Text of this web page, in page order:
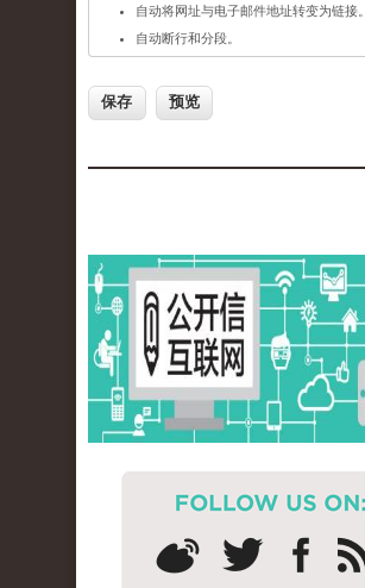
自动将网址与电子邮件地址转变为链接。
自动断行和分段。